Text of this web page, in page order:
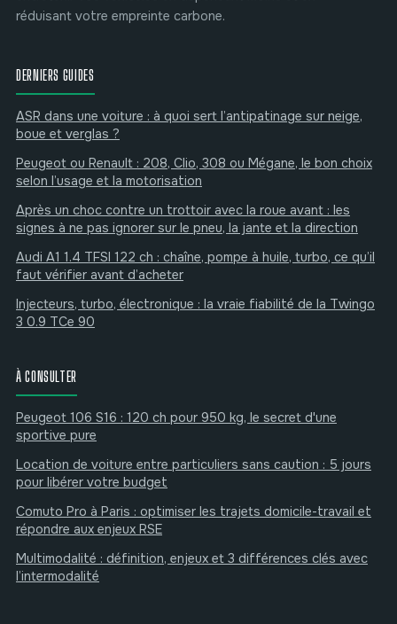
réduisant votre empreinte carbone.
DERNIERS GUIDES
ASR dans une voiture : à quoi sert l’antipatinage sur neige,
boue et verglas ?
Peugeot ou Renault : 208, Clio, 308 ou Mégane, le bon choix
selon l’usage et la motorisation
Après un choc contre un trottoir avec la roue avant : les
signes à ne pas ignorer sur le pneu, la jante et la direction
Audi A1 1.4 TFSI 122 ch : chaîne, pompe à huile, turbo, ce qu’il
faut vérifier avant d’acheter
Injecteurs, turbo, électronique : la vraie fiabilité de la Twingo
3 0.9 TCe 90
À CONSULTER
Peugeot 106 S16 : 120 ch pour 950 kg, le secret d'une
sportive pure
Location de voiture entre particuliers sans caution : 5 jours
pour libérer votre budget
Comuto Pro à Paris : optimiser les trajets domicile-travail et
répondre aux enjeux RSE
Multimodalité : définition, enjeux et 3 différences clés avec
l’intermodalité